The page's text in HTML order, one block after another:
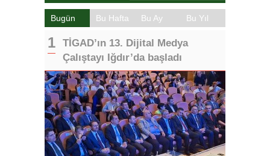
Bugün Bu Hafta Bu Ay Bu Yıl
TİGAD’ın 13. Dijital Medya
Çalıştayı Iğdır’da başladı